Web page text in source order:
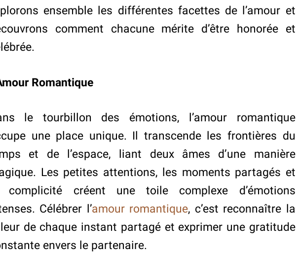
ensemble les différentes facettes de l’amour et
comment chacune mérite d’être honorée et
Romantique
le tourbillon des émotions, l’amour romantique
une place unique. Il transcende les frontières du
et de l’espace, liant deux âmes d’une manière
Les petites attentions, les moments partagés et
complicité créent une toile complexe d’émotions
Célébrer l’amour romantique, c’est reconnaître la
de chaque instant partagé et exprimer une gratitude
envers le partenaire.